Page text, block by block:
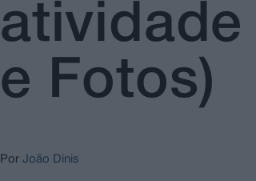
atividade
e Fotos)
Por João Dinis